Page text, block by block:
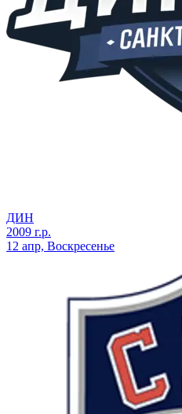
ДИН
2009 г.р.
12 апр, Воскресенье